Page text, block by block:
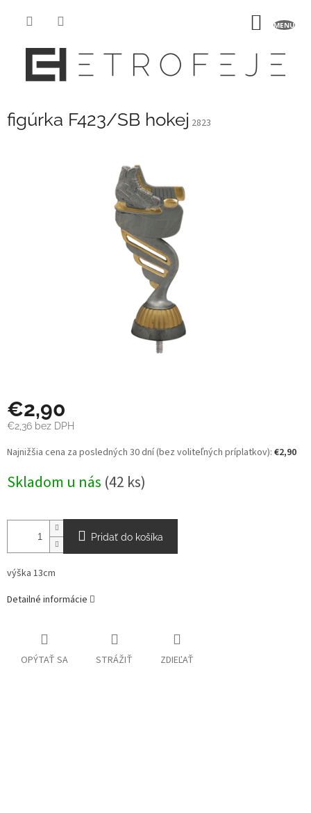
figúrka F423/SB hokej 2823
€2,90
€2,36 bez DPH
Jednotková
cena:
Najnižšia cena za posledných 30 dní (bez voliteľných príplatkov): €2,90
Skladom u nás (42 ks)
Pridať do košíka
výška 13cm
Detailné informácie
OPÝTAŤ SA STRÁŽIŤ ZDIEĽAŤ